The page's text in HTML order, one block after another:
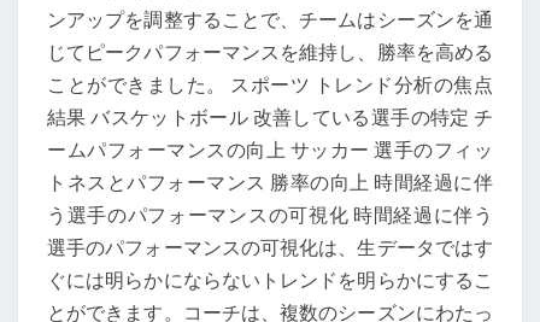
ンアップを調整することで、チームはシーズンを通
じてピークパフォーマンスを維持し、勝率を高める
ことができました。 スポーツ トレンド分析の焦点
結果 バスケットボール 改善している選手の特定 チ
ームパフォーマンスの向上 サッカー 選手のフィッ
トネスとパフォーマンス 勝率の向上 時間経過に伴
う選手のパフォーマンスの可視化 時間経過に伴う
選手のパフォーマンスの可視化は、生データではす
ぐには明らかにならないトレンドを明らかにするこ
とができます。コーチは、複数のシーズンにわたっ